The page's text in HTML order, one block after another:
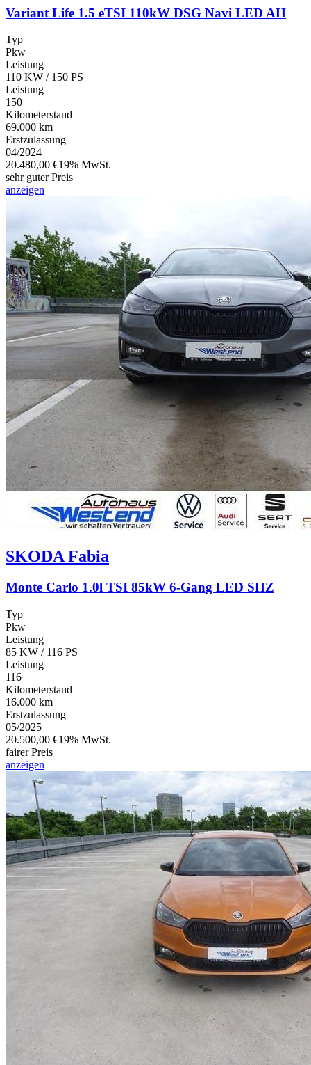
Variant Life 1.5 eTSI 110kW DSG Navi LED AH
Typ
Pkw
Leistung
110 KW / 150 PS
Leistung
150
Kilometerstand
69.000 km
Erstzulassung
04/2024
20.480,00 €19% MwSt.
sehr guter Preis
anzeigen
SKODA Fabia
Monte Carlo 1.0l TSI 85kW 6-Gang LED SHZ
Typ
Pkw
Leistung
85 KW / 116 PS
Leistung
116
Kilometerstand
16.000 km
Erstzulassung
05/2025
20.500,00 €19% MwSt.
fairer Preis
anzeigen